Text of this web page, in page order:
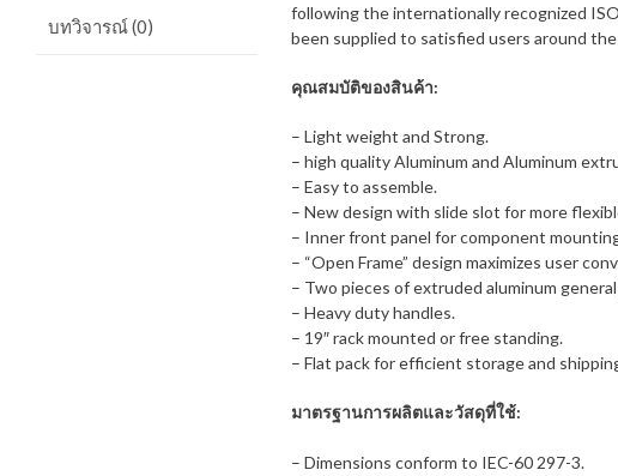
บทวิจารณ์ (0)
following the internationally recognized
been supplied to satisfied users around
คุณสมบัติของสินค้า:
– Light weight and Strong.
– high quality Aluminum and Aluminum
– Easy to assemble.
– New design with slide slot for more
– Inner front panel for component
– “Open Frame” design maximizes user
– Two pieces of extruded aluminum
– Heavy duty handles.
– 19″ rack mounted or free standing.
– Flat pack for efficient storage and
มาตรฐานการผลิตและวัสดุที่ใช้:
– Dimensions conform to IEC-60 297-3.